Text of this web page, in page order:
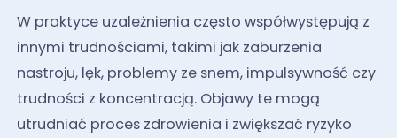
W praktyce uzależnienia często współwystępują z
innymi trudnościami, takimi jak zaburzenia
nastroju, lęk, problemy ze snem, impulsywność czy
trudności z koncentracją. Objawy te mogą
utrudniać proces zdrowienia i zwiększać ryzyko